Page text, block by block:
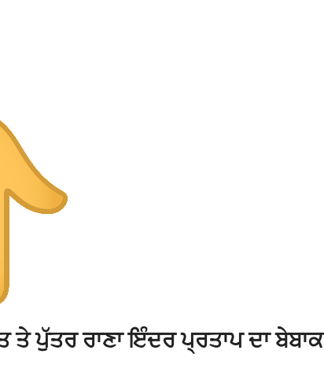
ਤੇ ਪੁੱਤਰ ਰਾਣਾ ਇੰਦਰ ਪ੍ਰਤਾਪ ਦਾ ਬੇਬਾਕ